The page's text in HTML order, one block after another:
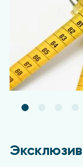
не выявлено.
Упаковка
Туба 125 мл.